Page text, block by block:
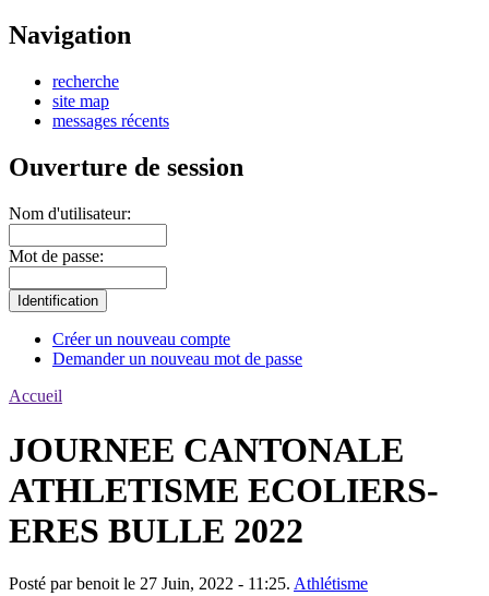
Navigation
recherche
site map
messages récents
Ouverture de session
Nom d'utilisateur:
Mot de passe:
Créer un nouveau compte
Demander un nouveau mot de passe
Accueil
JOURNEE CANTONALE
ATHLETISME ECOLIERS-
ERES BULLE 2022
Posté par benoit le 27 Juin, 2022 - 11:25. Athlétisme